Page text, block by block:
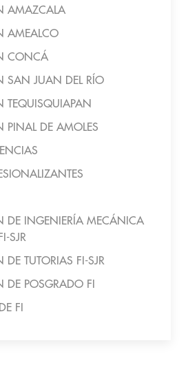
AMAZCALA
AMEALCO
CONCÁ
SAN JUAN DEL RÍO
DE AMOLES
DE INGENIERÍA MECÁNICA
SJR
TUTORIAS FI-SJR
POSGRADO FI
FI